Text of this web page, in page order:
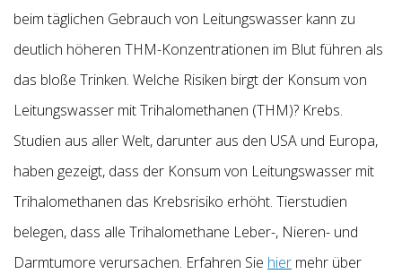
beim täglichen Gebrauch von Leitungswasser kann zu
deutlich höheren THM-Konzentrationen im Blut führen als
das bloße Trinken. Welche Risiken birgt der Konsum von
Leitungswasser mit Trihalomethanen (THM)? Krebs.
Studien aus aller Welt, darunter aus den USA und Europa,
haben gezeigt, dass der Konsum von Leitungswasser mit
Trihalomethanen das Krebsrisiko erhöht. Tierstudien
belegen, dass alle Trihalomethane Leber-, Nieren- und
Darmtumore verursachen. Erfahren Sie hier mehr über